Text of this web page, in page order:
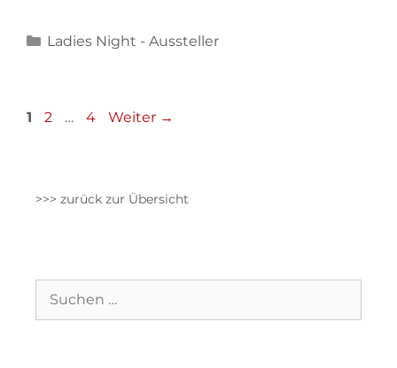
Ladies Night - Aussteller
1 2 … 4 Weiter →
>>> zurück zur Übersicht